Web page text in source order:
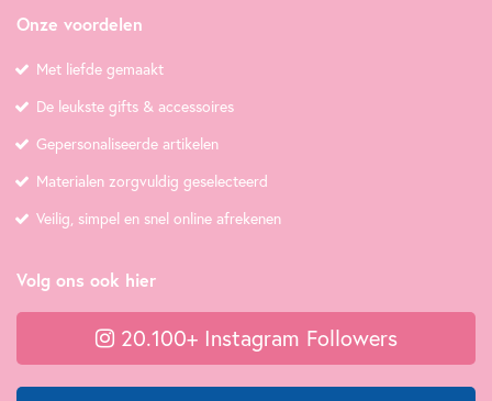
Onze voordelen
Met liefde gemaakt
De leukste gifts & accessoires
Gepersonaliseerde artikelen
Materialen zorgvuldig geselecteerd
Veilig, simpel en snel online afrekenen
Volg ons ook hier
20.100+ Instagram Followers